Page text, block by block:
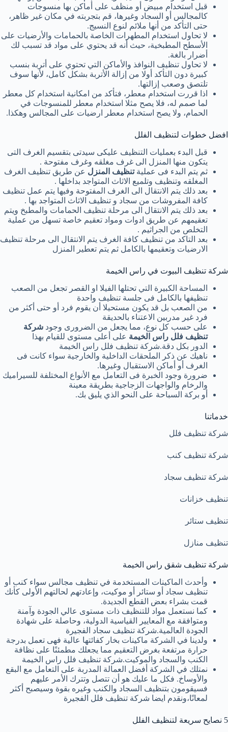
قبل استخدام مبيض أو منظف على أماكن بها منسوجات
كالمجالس أو السجاد وغيرها، قم بتجربته في مكان غير ظاهر،
حتى التأكد من أنها ملائم لنوع النسيج.
لا تحاول استخدام المطهرات الخاصة بالحمامات والأرضيات على
الأسطح المطبخية، حيث أنه قد يحتوي على مواد قد تسبب لك
أضرار بالغة.
لا تحاول تنظيف النوافذ والأماكن التي تحتوي على أتربة بنسب
كبيرة دون التأكد أولا من إزالة الأتربة بشكل كامل، لأنها سوف
تلتصق وصعب إزالتها.
اذا قررت استخدام معطر، فتأكد من امكانية استخدام كل معطر
لما صمم له، فلا يصح مثلا استخدام معطر للمنسوجات في
الحمام، ولا يصح استخدام معطر ارضيات على المجالس وهكذا.
افضل خطوات لتنظيف الفلل
قبل البدء بعمليات التنظيف عليكى سيدتى بتقسيم الغرف التى
يتكون منها المنزل الى غرف مغلقه وغرف مفتوحة .
ثم يتم البدء فى عمليةتنظيف المنزل عن طريق تنظيف الغرف
المغلقه وتنظيف وتلميع الاثاث المتواجد بداخلها .
بعد ذلك يتم الانتقال الى الغرف المفتوحة وفيها يتم عمل تنظيف
كافة المفروشات من سجاد و تنظيف الاثاث المتواجد بها .
بعد ذلك يتم الانتقال الى مرحلة تنظيف الحمامات والمطبخ ويتم
تعقيمهم عن طريق ادوات ومواد تعقيم خاصة تسهل من عملية
التخلص من الجراثيم .
بعد التاكد من تنظيف كافة الغرف يتم الانتقال الى مرحلة تنظيف
الارضيات وتعقيمها بالكامل ثم يتم تعطير المنزل
شركة تنظيف البيوت في راس الخيمة
المساحة الكبيرة التي تحتلها الفيلا او القصر تجعل من الصعب
تنظيفها بالكامل فى جلسة تنظيف واحدة
من الصعب بل قد يكون مستحيلا أن يقوم فرد أو حتى أكثر من
فرد غير مدربين الاعتناء بالحديقة
على حسب كل نوع، مما يجعل من الضرورى وجود شركة
تنظيف فلل راس الخيمة على أعلى مستوى للقيام بهذا
الدور بكل دقة.شركة تنظيف فلل راس الخيمة
ناهيك عن ذكر الملحقات الداخلية والخارجية سواء كانت فى
الغرف أو أماكن الاستقبال وغيرها.
ضرورة وجود الخبرة فى التعامل مع الأنواع المختلفة للسيراميك
والرخام والواجهات الزجاجية بطريقة معينة
أو بركة السباحة على النحو الذي يليق بك.
خدماتنا
شركة تنظيف فلل
شركة تنظيف كنب
شركة تنظيف سجاد
تنظيف خزانات
تنظيف ستائر
تنظيف منازل
شركة تنظيف شقق راس الخيمة
وأحدث الماكينات المستخدمة في تنظيف مجالس سواء كنب أو
تنظيف سجاد أو ستائر أو موكيت، وإعادتهم لحالتهم الأولى كأنك
قمت بشراء بعض القطع الجديدة.
كما نستعمل مواد للتنظيف ذات مستوى عالي الجودة وآمنة
ومتوافقة مع المعايير القياسية الدولية، وحاصلة على شهادة
الجودة العالمية.شركة تنظيف سجاد الفجيرة
ولدينا في الشركة ماكينات بخار كفائتها عالية فهى تعمل بدرجة
حرارة مرتفعة بغرض التعقيم مما يجعلك مطمئنًا على نظافة
الكنب والسجاد والموكيت.شركة تنظيف فلل راس الخيمة
نمتلك في الشركة أفضل العمالة المدربة على التعامل مع البقع
والأوساخ. فكل ما عليك هو أن تتصل وتترك الأمر عليهم
فسيقومون بتنظيف السجاد والكنب وغيره بقوة وسيصبح أكثر
لمعانًا،ونقدم ايضا شركة تنظيف فلل الفجيرة
5 نصايح سريعة لتنظيف الفلل